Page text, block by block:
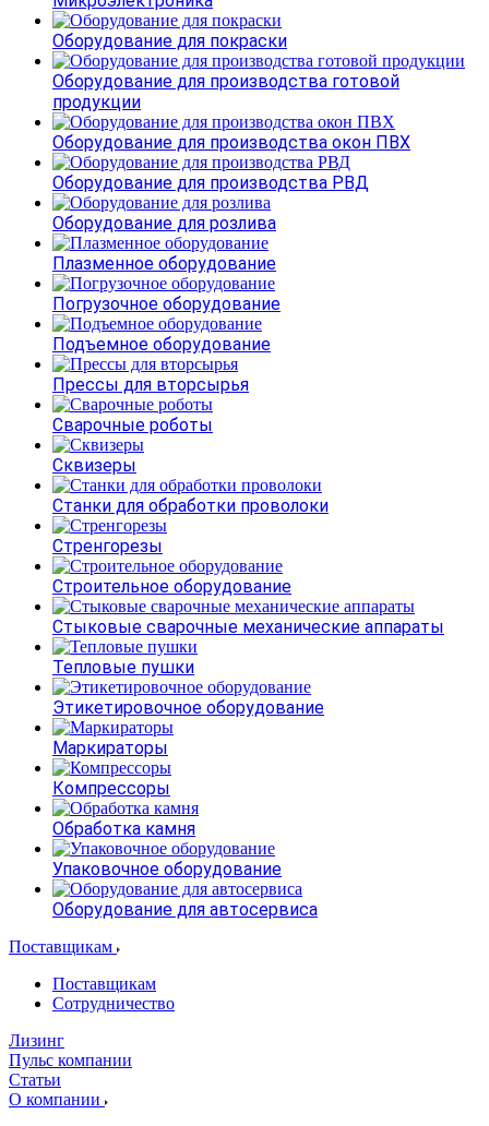
Оборудование для покраски
Оборудование для производства готовой
продукции
Оборудование для производства окон ПВХ
Оборудование для производства РВД
Оборудование для розлива
Плазменное оборудование
Погрузочное оборудование
Подъемное оборудование
Прессы для вторсырья
Сварочные роботы
Сквизеры
Станки для обработки проволоки
Стренгорезы
Строительное оборудование
Стыковые сварочные механические аппараты
Тепловые пушки
Этикетировочное оборудование
Маркираторы
Компрессоры
Обработка камня
Упаковочное оборудование
Оборудование для автосервиса
Поставщикам
Поставщикам
Сотрудничество
Лизинг
Пульс компании
Статьи
О компании